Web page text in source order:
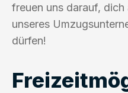
freuen uns darauf,
unseres
dürfen!